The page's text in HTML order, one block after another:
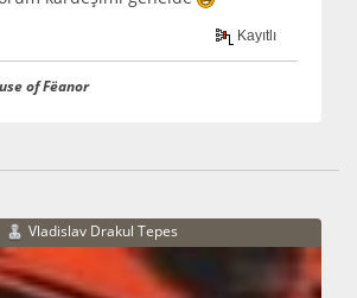
Kayıtlı
of Fëanor
Vladislav Drakul Tepes